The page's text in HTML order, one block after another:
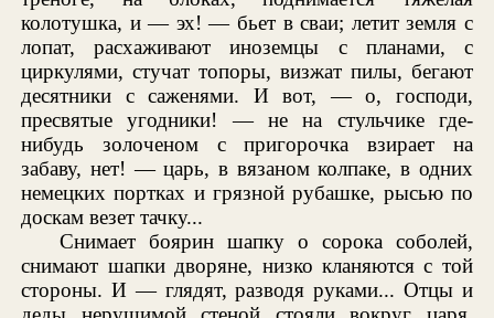
колотушка, и — эх! — бьет в сваи; летит земля с
лопат, расхаживают иноземцы с планами, с
циркулями, стучат топоры, визжат пилы, бегают
десятники с саженями. И вот, — о, господи,
пресвятые угодники! — не на стульчике где-
нибудь золоченом с пригорочка взирает на
забаву, нет! — царь, в вязаном колпаке, в одних
немецких портках и грязной рубашке, рысью по
доскам везет тачку...
Снимает боярин шапку о сорока соболей,
снимают шапки дворяне, низко кланяются с той
стороны. И — глядят, разводя руками... Отцы и